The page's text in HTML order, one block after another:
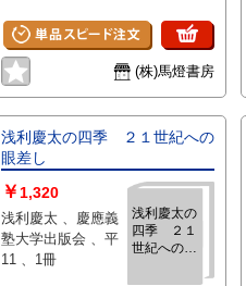
(株)馬燈書房
浅利慶太の四季 ２１世紀への
眼差し
浅利慶太の
四季 ２１
世紀への眼
￥ 1,320
浅利慶太 、慶應義
塾大学出版会 、平
11 、1冊